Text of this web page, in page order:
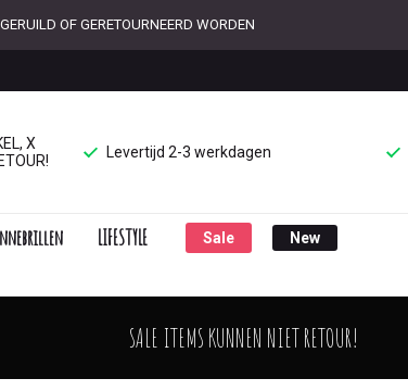
OF GERETOURNEERD WORDEN
X
Levertijd 2-3 werkdagen
LIFESTYLE Sale New
SALE ITEMS KUNNEN NIET RETOUR!